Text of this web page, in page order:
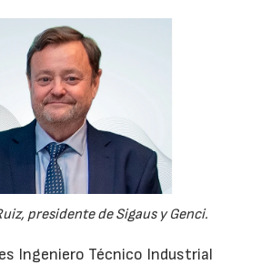
presidente de Sigaus y Genci.
Ingeniero Técnico Industrial